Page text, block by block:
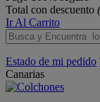
Total con descuento
Ir Al Carrito
Estado de mi pedido
Canarias